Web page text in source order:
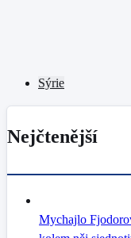
Sýrie
Nejčtenější
Mychajlo